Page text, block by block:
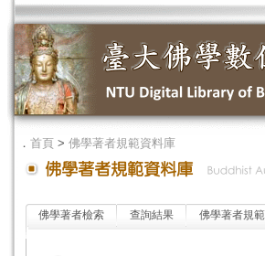
． 首頁 > 佛學著者規範資料庫
佛學著者檢索 查詢結果 佛學著者規